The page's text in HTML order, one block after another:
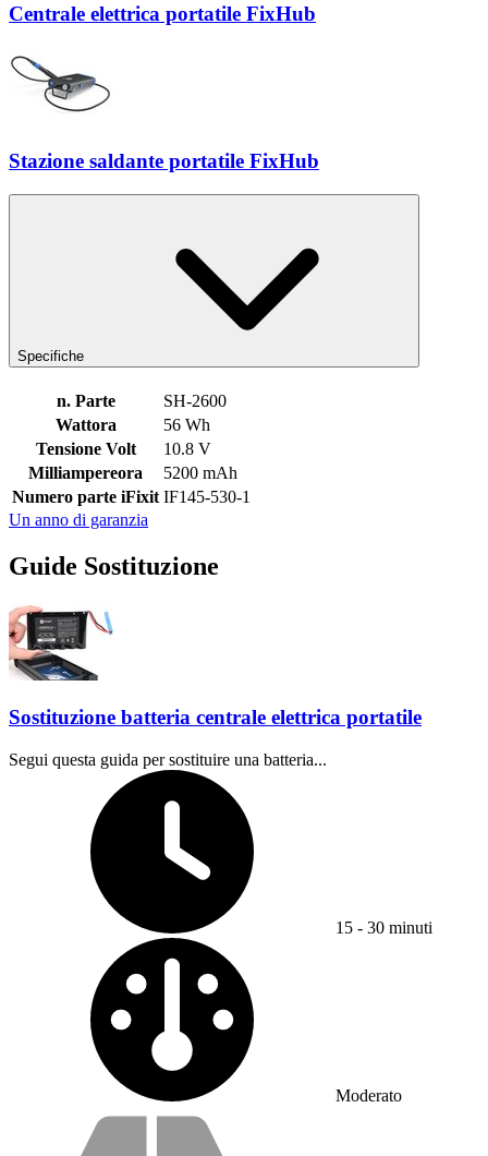
Centrale elettrica portatile FixHub
Stazione saldante portatile FixHub
Specifiche
n. Parte
SH-2600
Wattora
56 Wh
Tensione Volt
10.8 V
Milliampereora
5200 mAh
Numero parte iFixit IF145-530-1
Un anno di garanzia
Guide Sostituzione
Sostituzione batteria centrale elettrica portatile
Segui questa guida per sostituire una batteria...
15 - 30 minuti
Moderato
Cosa offriamo con il nostro servizio